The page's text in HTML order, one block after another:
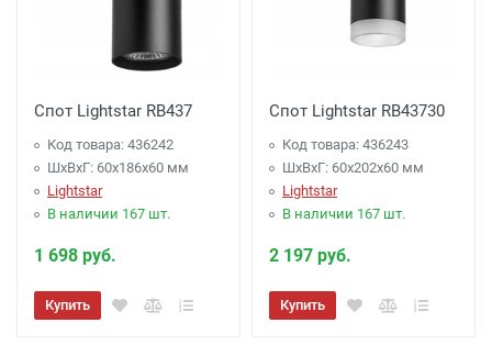
Спот Lightstar RB437
Код товара: 436242
ШхВхГ: 60x186x60 мм
Lightstar
В наличии 167 шт.
1 698 руб.
Купить
Спот Lightstar RB43730
Код товара: 436243
ШхВхГ: 60x202x60 мм
Lightstar
В наличии 167 шт.
2 197 руб.
Купить